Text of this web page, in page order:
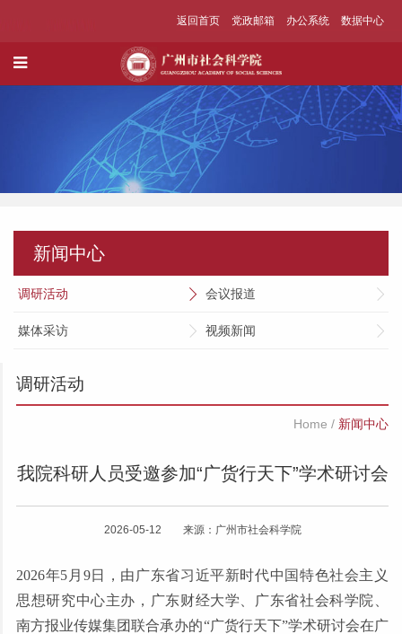
返回首页 党政邮箱 办公系统 数据中心
新闻中心
调研活动 会议报道
媒体采访 视频新闻
调研活动
Home / 新闻中心
我院科研人员受邀参加“广货行天下”学术研讨会
2026-05-12 来源：广州市社会科学院
2026年5月9日，由广东省习近平新时代中国特色社会主义
思想研究中心主办，广东财经大学、广东省社会科学院、
南方报业传媒集团联合承办的“广货行天下”学术研讨会在广